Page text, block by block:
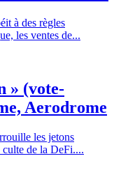
à des règles
les ventes de...
» (vote-
Aerodrome
les jetons
de la DeFi....